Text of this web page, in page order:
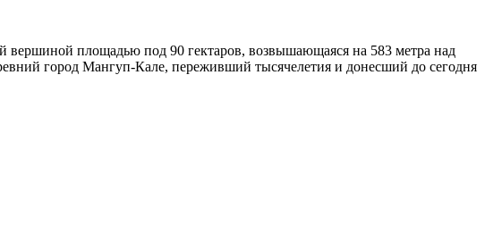
вершиной площадью под 90 гектаров, возвышающаяся на 583 метра над
город Мангуп-Кале, переживший тысячелетия и донесший до сегодня